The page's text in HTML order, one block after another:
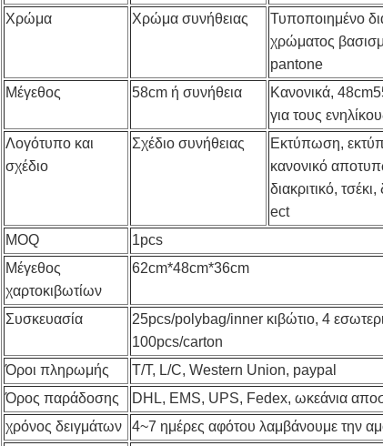
Χρώμα
Χρώμα συνήθειας
Τυποποιημένο
χρώματος
pantone
Μέγεθος
58cm ή συνήθεια
Κανονικά,
για τους
Λογότυπο και
σχέδιο
Σχέδιο συνήθειας
Εκτύπωση,
κανονικό
διακριτικό,
ect
MOQ
1pcs
Μέγεθος
χαρτοκιβωτίων
62cm*48cm*36cm
Συσκευασία
25pcs/polybag/inner κιβώτιο, 4
100pcs/carton
Όροι πληρωμής
T/T, L/C, Western Union, paypal
Όρος παράδοσης
DHL, EMS, UPS, Fedex, ωκεάνια
χρόνος δειγμάτων
4~7 ημέρες αφότου λαμβάνουμε την